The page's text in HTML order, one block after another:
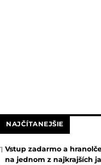
NAJČÍTANEJŠIE
1 Vstup zadarmo a
na jednom z najkrajších